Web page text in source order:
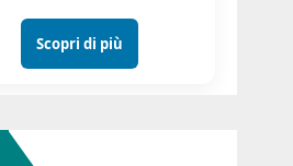
Scopri di più